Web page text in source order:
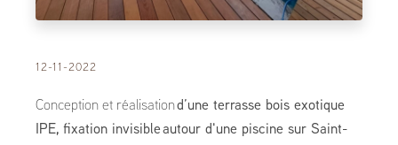
12-11-2022
Conception et réalisationd’une terrasse bois exotique
IPE, fixation invisible autour d'une piscine sur Saint-